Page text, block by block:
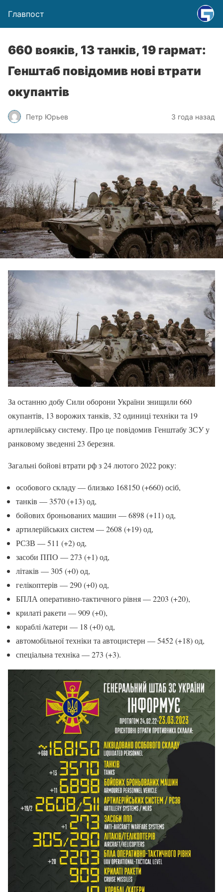
Главпост
660 вояків, 13 танків, 19 гармат:
Генштаб повідомив нові втрати
окупантів
Петр Юрьев 3 года назад
За останню добу Сили оборони України знищили 660
окупантів, 13 ворожих танків, 32 одиниці техніки та 19
артилерійську систему. Про це повідомив Генштабу ЗСУ у
ранковому зведенні 23 березня.
Загальні бойові втрати рф з 24 лютого 2022 року:
особового складу — близько 168150 (+660) осіб,
танків — 3570 (+13) од,
бойових броньованих машин — 6898 (+11) од,
артилерійських систем — 2608 (+19) од,
РСЗВ — 511 (+2) од,
засоби ППО — 273 (+1) од,
літаків — 305 (+0) од,
гелікоптерів — 290 (+0) од,
БПЛА оперативно-тактичного рівня — 2203 (+20),
крилаті ракети — 909 (+0),
кораблі /катери — 18 (+0) од,
автомобільної техніки та автоцистерн — 5452 (+18) од,
спеціальна техніка — 273 (+3).